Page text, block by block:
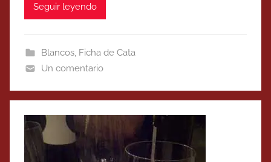
Seguir leyendo
Blancos, Ficha de Cata
Un comentario